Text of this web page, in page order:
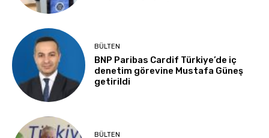
BÜLTEN
BNP Paribas Cardif Türkiye’de iç
denetim görevine Mustafa Güneş
getirildi
BÜLTEN